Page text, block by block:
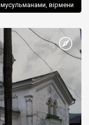
мусульманами, вірмени